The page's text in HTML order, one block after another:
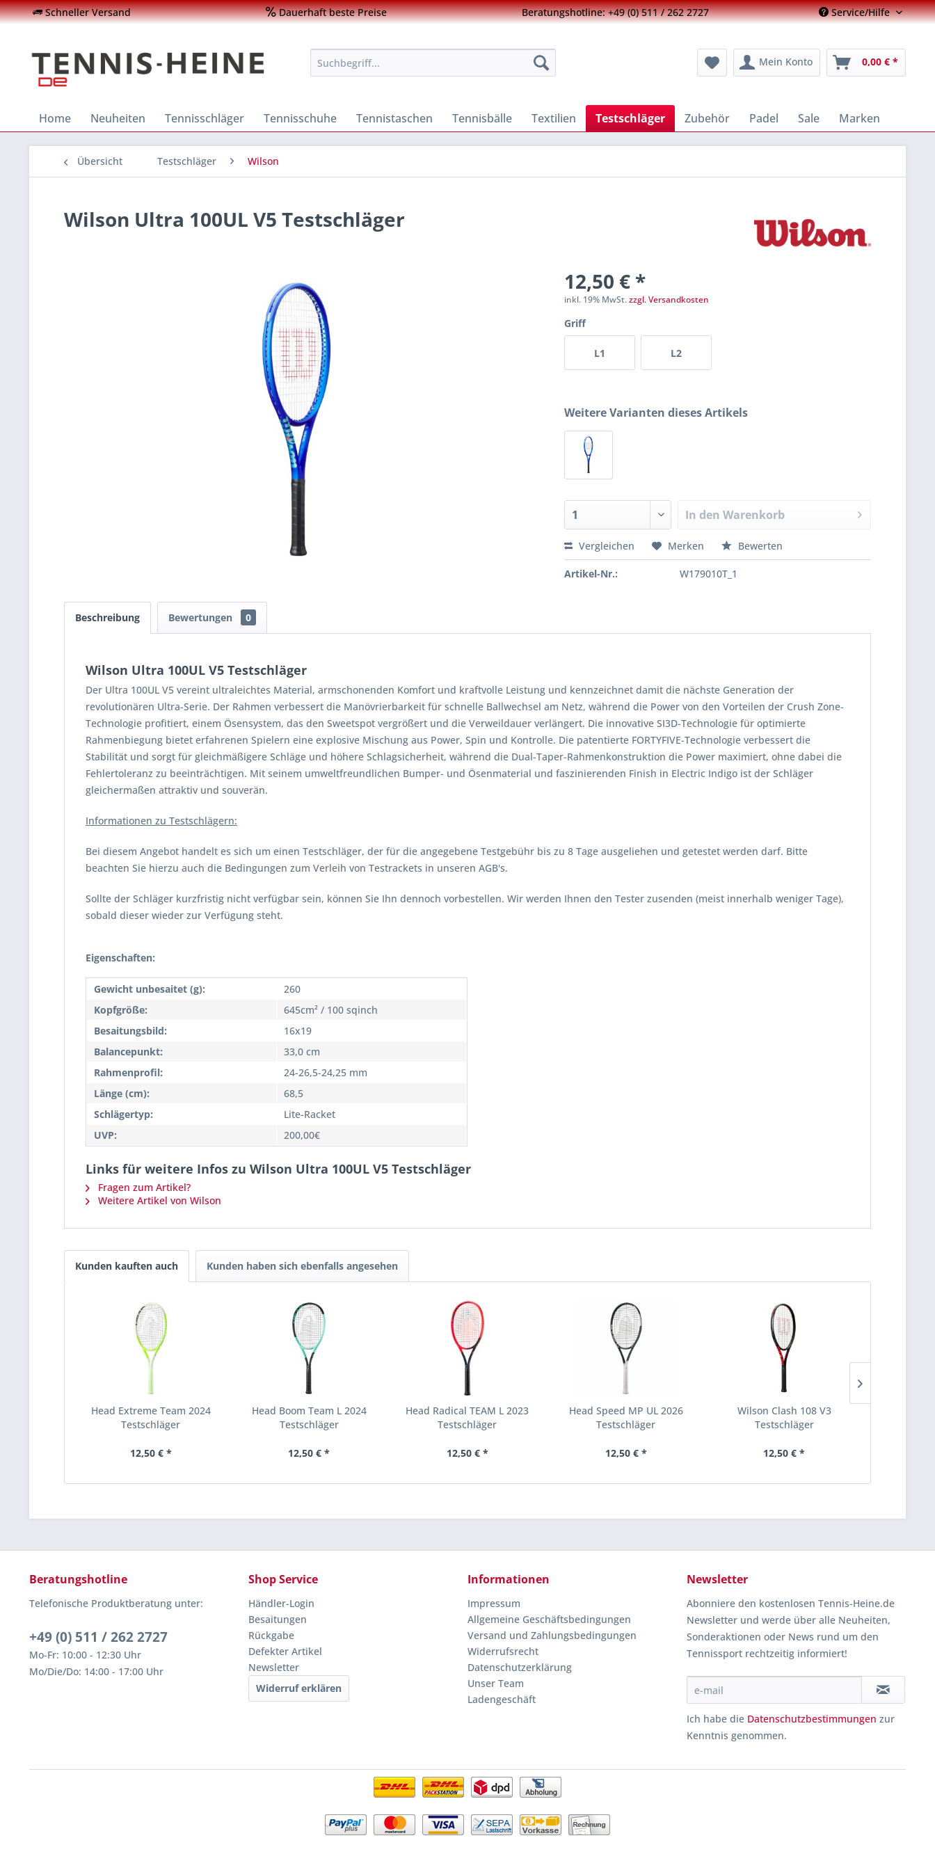
Schneller Versand Dauerhaft beste Preise Beratungshotline: +49 (0) 511 / 262 2727 Service/Hilfe
Mein Konto 0,00 € *
Home Neuheiten Tennisschläger Tennisschuhe Tennistaschen Tennisbälle Textilien Testschläger Zubehör Padel Sale Marken
Übersicht Testschläger Wilson
Wilson Ultra 100UL V5 Testschläger
12,50 € *
inkl. 19% MwSt.zzgl. Versandkosten
Griff
L1 L2
Weitere Varianten dieses Artikels
In den Warenkorb
Vergleichen Merken Bewerten
Artikel-Nr.: W179010T_1
Beschreibung Bewertungen 0
Wilson Ultra 100UL V5 Testschläger
Der Ultra 100UL V5 vereint ultraleichtes Material, armschonenden Komfort und kraftvolle Leistung und kennzeichnet damit die nächste Generation der
revolutionären Ultra-Serie. Der Rahmen verbessert die Manövrierbarkeit für schnelle Ballwechsel am Netz, während die Power von den Vorteilen der Crush Zone-
Technologie profitiert, einem Ösensystem, das den Sweetspot vergrößert und die Verweildauer verlängert. Die innovative SI3D-Technologie für optimierte
Rahmenbiegung bietet erfahrenen Spielern eine explosive Mischung aus Power, Spin und Kontrolle. Die patentierte FORTYFIVE-Technologie verbessert die
Stabilität und sorgt für gleichmäßigere Schläge und höhere Schlagsicherheit, während die Dual-Taper-Rahmenkonstruktion die Power maximiert, ohne dabei die
Fehlertoleranz zu beeinträchtigen. Mit seinem umweltfreundlichen Bumper- und Ösenmaterial und faszinierenden Finish in Electric Indigo ist der Schläger
gleichermaßen attraktiv und souverän.
Informationen zu Testschlägern:
Bei diesem Angebot handelt es sich um einen Testschläger, der für die angegebene Testgebühr bis zu 8 Tage ausgeliehen und getestet werden darf. Bitte
beachten Sie hierzu auch die Bedingungen zum Verleih von Testrackets in unseren AGB's.
Sollte der Schläger kurzfristig nicht verfügbar sein, können Sie Ihn dennoch vorbestellen. Wir werden Ihnen den Tester zusenden (meist innerhalb weniger Tage),
sobald dieser wieder zur Verfügung steht.
Eigenschaften:
Gewicht unbesaitet (g):
260
Kopfgröße:
645cm² / 100 sqinch
Besaitungsbild:
16x19
Balancepunkt:
33,0 cm
Rahmenprofil:
24-26,5-24,25 mm
Länge (cm):
68,5
Schlägertyp:
Lite-Racket
UVP:
200,00€
Links für weitere Infos zu Wilson Ultra 100UL V5 Testschläger
Fragen zum Artikel?
Weitere Artikel von Wilson
Kunden kauften auch Kunden haben sich ebenfalls angesehen
Head Extreme Team 2024
Testschläger
12,50 € *
Head Boom Team L 2024
Testschläger
12,50 € *
Head Radical TEAM L 2023
Testschläger
12,50 € *
Head Speed MP UL 2026
Testschläger
12,50 € *
Wilson Clash 108 V3
Testschläger
12,50 € *
Beratungshotline
Telefonische Produktberatung unter:
+49 (0) 511 / 262 2727
Mo-Fr: 10:00 - 12:30 Uhr
Mo/Die/Do: 14:00 - 17:00 Uhr
Shop Service
Händler-Login
Besaitungen
Rückgabe
Defekter Artikel
Newsletter
Widerruf erklären
Informationen
Impressum
Allgemeine Geschäftsbedingungen
Versand und Zahlungsbedingungen
Widerrufsrecht
Datenschutzerklärung
Unser Team
Ladengeschäft
Newsletter
Abonniere den kostenlosen Tennis-Heine.de
Newsletter und werde über alle Neuheiten,
Sonderaktionen oder News rund um den
Tennissport rechtzeitig informiert!
Ich habe die Datenschutzbestimmungen zur
Kenntnis genommen.